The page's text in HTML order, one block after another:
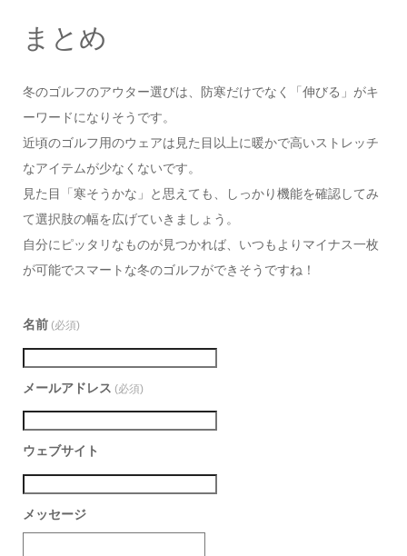
まとめ
冬のゴルフのアウター選びは、防寒だけでなく「伸びる」がキ
ーワードになりそうです。
近頃のゴルフ用のウェアは見た目以上に暖かで高いストレッチ
なアイテムが少なくないです。
見た目「寒そうかな」と思えても、しっかり機能を確認してみ
て選択肢の幅を広げていきましょう。
自分にピッタリなものが見つかれば、いつもよりマイナス一枚
が可能でスマートな冬のゴルフができそうですね！
名前 (必須)
メールアドレス (必須)
ウェブサイト
メッセージ